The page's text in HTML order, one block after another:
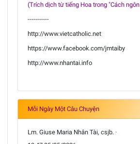
(Trích dịch từ tiếng Hoa trong "Cách
-----------
http://www.vietcatholic.net
https://www.facebook.com/jmtaiby
http://www.nhantai.info
Mỗi Ngày Một Câu Chuyện
Lm. Giuse Maria Nhân Tài, csjb. ·